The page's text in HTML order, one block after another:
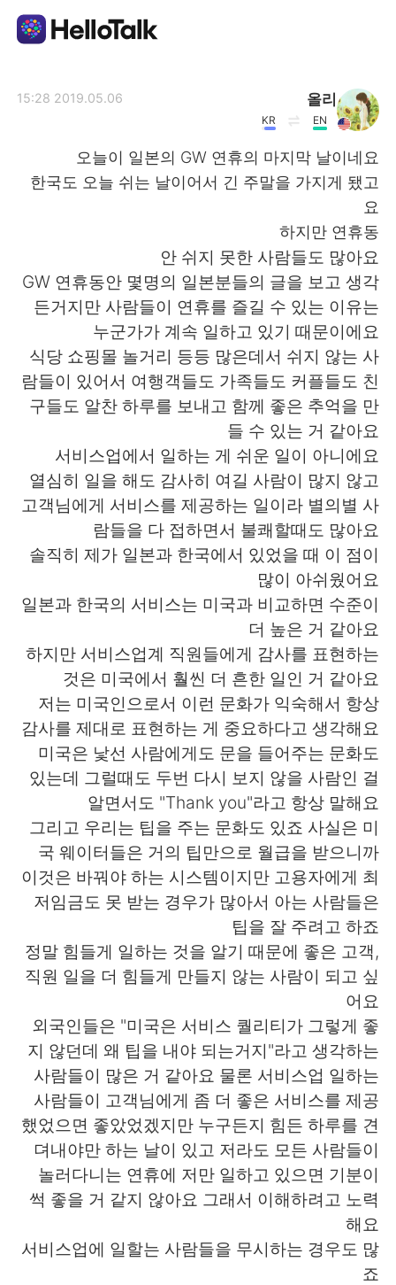
العربية
简体中文
繁體中文 Español
Français Deutsch
日本語 한국어
Русский ไทย
Indonesia Italiano
Tiếng Việt
올리
EN
KR
2019.05.06 15:28
오늘이 일본의 GW 연휴의 마지막 날이네요
한국도 오늘 쉬는 날이어서 긴 주말을 가지게 됐고
요
하지만 연휴동
안 쉬지 못한 사람들도 많아요
GW 연휴동안 몇명의 일본분들의 글을 보고 생각
든거지만 사람들이 연휴를 즐길 수 있는 이유는
누군가가 계속 일하고 있기 때문이에요
식당 쇼핑몰 놀거리 등등 많은데서 쉬지 않는 사
람들이 있어서 여행객들도 가족들도 커플들도 친
구들도 알찬 하루를 보내고 함께 좋은 추억을 만
들 수 있는 거 같아요
서비스업에서 일하는 게 쉬운 일이 아니에요
열심히 일을 해도 감사히 여길 사람이 많지 않고
고객님에게 서비스를 제공하는 일이라 별의별 사
람들을 다 접하면서 불쾌할때도 많아요
솔직히 제가 일본과 한국에서 있었을 때 이 점이
많이 아쉬웠어요
일본과 한국의 서비스는 미국과 비교하면 수준이
더 높은 거 같아요
하지만 서비스업계 직원들에게 감사를 표현하는
것은 미국에서 훨씬 더 흔한 일인 거 같아요
저는 미국인으로서 이런 문화가 익숙해서 항상
감사를 제대로 표현하는 게 중요하다고 생각해요
미국은 낯선 사람에게도 문을 들어주는 문화도
있는데 그럴때도 두번 다시 보지 않을 사람인 걸
알면서도 "Thank you"라고 항상 말해요
그리고 우리는 팁을 주는 문화도 있죠 사실은 미
국 웨이터들은 거의 팁만으로 월급을 받으니까
이것은 바꿔야 하는 시스템이지만 고용자에게 최
저임금도 못 받는 경우가 많아서 아는 사람들은
팁을 잘 주려고 하죠
정말 힘들게 일하는 것을 알기 때문에 좋은 고객,
직원 일을 더 힘들게 만들지 않는 사람이 되고 싶
어요
외국인들은 "미국은 서비스 퀄리티가 그렇게 좋
지 않던데 왜 팁을 내야 되는거지"라고 생각하는
사람들이 많은 거 같아요 물론 서비스업 일하는
사람들이 고객님에게 좀 더 좋은 서비스를 제공
했었으면 좋았었겠지만 누구든지 힘든 하루를 견
뎌내야만 하는 날이 있고 저라도 모든 사람들이
놀러다니는 연휴에 저만 일하고 있으면 기분이
썩 좋을 거 같지 않아요 그래서 이해하려고 노력
해요
서비스업에 일할는 사람들을 무시하는 경우도 많
죠